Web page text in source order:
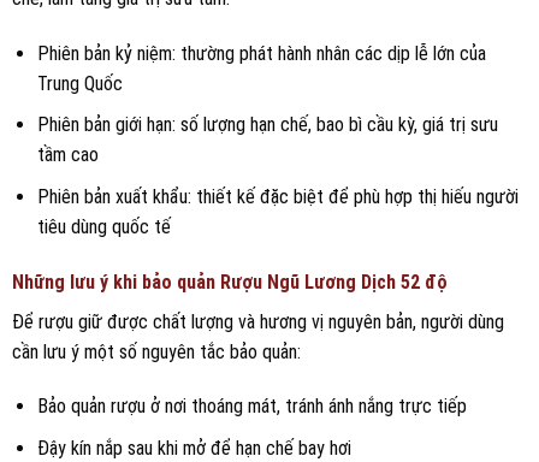
Phiên bản kỷ niệm: thường phát hành nhân các dịp lễ lớn của
Trung Quốc
Phiên bản giới hạn: số lượng hạn chế, bao bì cầu kỳ, giá trị sưu
tầm cao
Phiên bản xuất khẩu: thiết kế đặc biệt để phù hợp thị hiếu người
tiêu dùng quốc tế
Những lưu ý khi bảo quản Rượu Ngũ Lương Dịch 52 độ
Để rượu giữ được chất lượng và hương vị nguyên bản, người dùng
cần lưu ý một số nguyên tắc bảo quản:
Bảo quản rượu ở nơi thoáng mát, tránh ánh nắng trực tiếp
Đậy kín nắp sau khi mở để hạn chế bay hơi